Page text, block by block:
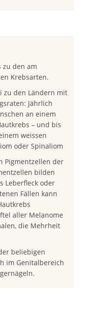
zu den am
Krebsarten.
zu den Ländern mit
Jährlich
an einem
– und bis
weissen
oder Spinaliom
Pigmentzellen der
bilden
Leberfleck oder
Fällen kann
aller Melanome
die Mehrheit
beliebigen
im Genitalbereich